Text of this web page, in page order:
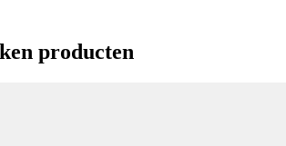
producten